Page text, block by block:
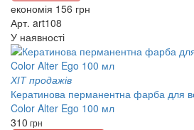
економія 156 грн
Арт. art108
У наявності
ХІТ продажів
Кератинова перманентна фарба для
Color Alter Ego 100 мл
310 грн